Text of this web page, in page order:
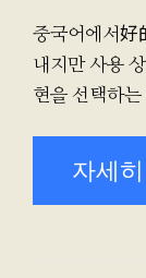
중국어에서
내지만 사용
현을 선택하
자세